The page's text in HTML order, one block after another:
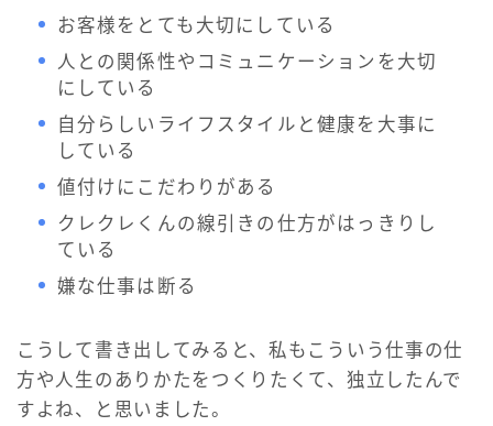
お客様をとても大切にしている
人との関係性やコミュニケーションを大切
にしている
自分らしいライフスタイルと健康を大事に
している
値付けにこだわりがある
クレクレくんの線引きの仕方がはっきりし
ている
嫌な仕事は断る
こうして書き出してみると、私もこういう仕事の仕
方や人生のありかたをつくりたくて、独立したんで
すよね、と思いました。